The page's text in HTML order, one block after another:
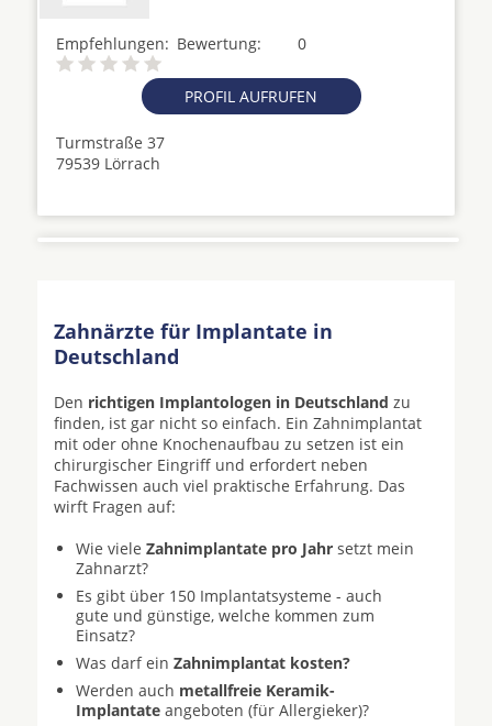
Empfehlungen: 0
Bewertung:
PROFIL AUFRUFEN
Turmstraße 37
79539 Lörrach
Zahnärzte für Implantate in
Deutschland
Den richtigen Implantologen in Deutschland zu
finden, ist gar nicht so einfach. Ein Zahnimplantat
mit oder ohne Knochenaufbau zu setzen ist ein
chirurgischer Eingriff und erfordert neben
Fachwissen auch viel praktische Erfahrung. Das
wirft Fragen auf:
Wie viele Zahnimplantate pro Jahr setzt mein
Zahnarzt?
Es gibt über 150 Implantatsysteme - auch
gute und günstige, welche kommen zum
Einsatz?
Was darf ein Zahnimplantat kosten?
Werden auch metallfreie Keramik-
Implantate angeboten (für Allergieker)?